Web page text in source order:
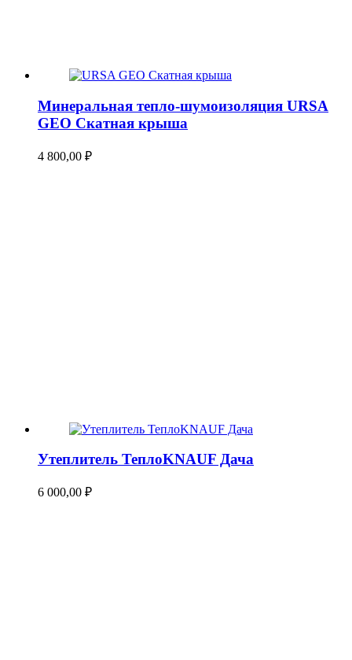
Минеральная тепло-шумоизоляция URSA
GEO Скатная крыша
4 800,00 ₽
Утеплитель ТеплоKNAUF Дача
6 000,00 ₽